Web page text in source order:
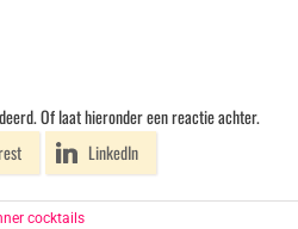
Of laat hieronder een reactie achter.
LinkedIn
cocktails